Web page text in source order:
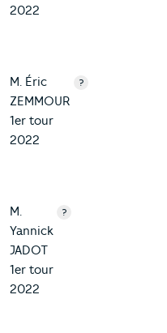
2022
M. Éric
ZEMMOUR
1er tour
2022
?
M.
Yannick
JADOT
1er tour
2022
?